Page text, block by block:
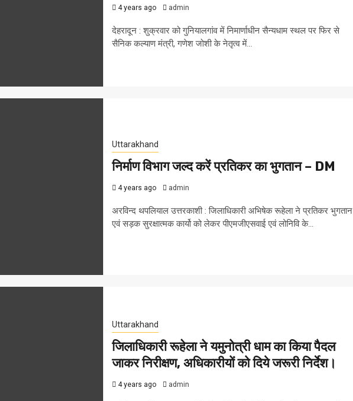
4 years ago admin
देहरादून : शुक्रवार को गुनियालगांव में निमार्णाधीन सैन्यधाम स्थल पर फिर से
सैनिक कल्याण मंत्री, गणेश जोशी के नेतृत्व में...
Uttarakhand
निर्माण विभाग जल्द करें प्रतिकर का भुगतान – DM
4 years ago admin
अरविन्द थपलियाल उत्तरकाशी : जिलाधिकारी अभिषेक रूहेला ने प्रतिकर भुगतान
एवं सड़क सुरक्षात्मक कार्यो को लेकर पीएमजीएसवाई एवं लोनिवि के...
Uttarakhand
जिलाधिकारी रूहेला ने यमुनोत्री धाम का किया पैदल
जाकर निरीक्षण, अधिकारीयों को दिये जरूरी निर्देश।
4 years ago admin